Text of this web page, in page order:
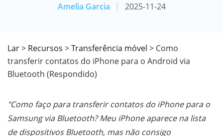
Amelia Garcia 2025-11-24
Lar> Recursos >Transferência móvel > Como
transferir contatos do iPhone para o Android via
Bluetooth (Respondido)
"Como faço para transferir contatos do iPhone para o
Samsung via Bluetooth? Meu iPhone aparece na lista
de dispositivos Bluetooth, mas não consigo